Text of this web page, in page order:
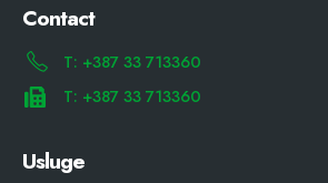
Contact
T: +387 33 713360
T: +387 33 713360
Usluge